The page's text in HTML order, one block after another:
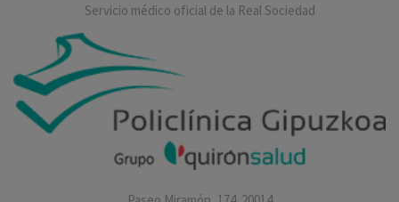
Servicio médico oficial de la Real Sociedad